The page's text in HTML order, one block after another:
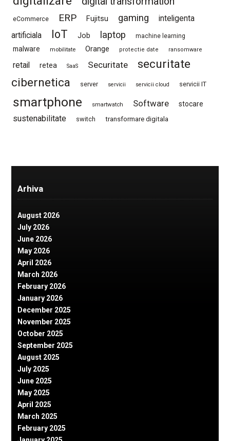
eCommerce ERP Fujitsu gaming
inteligenta
artificiala
IoT Job laptop machine learning
malware mobilitate Orange protectie date ransomware
retail retea SaaS Securitate
securitate
cibernetica
server servicii servicii cloud servicii IT
smartphone smartwatch Software stocare
sustenabilitate switch transformare digitala
Arhiva
August 2026
July 2026
June 2026
May 2026
April 2026
March 2026
February 2026
January 2026
December 2025
November 2025
October 2025
September 2025
August 2025
July 2025
June 2025
May 2025
April 2025
March 2025
February 2025